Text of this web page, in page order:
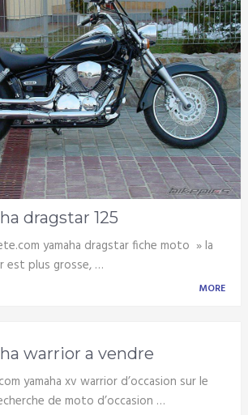
dragstar 125
yamaha dragstar fiche moto » la
est plus grosse, …
MORE
warrior a vendre
yamaha xv warrior d’occasion sur le
de moto d’occasion …